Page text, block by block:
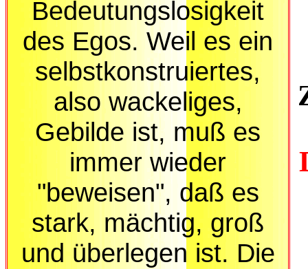
Bedeutungslosigkeit
des Egos. Weil es ein
selbstkonstruiertes,
also wackeliges,
Gebilde ist, muß es
immer wieder
"beweisen", daß es
stark, mächtig, groß
und überlegen ist. Die